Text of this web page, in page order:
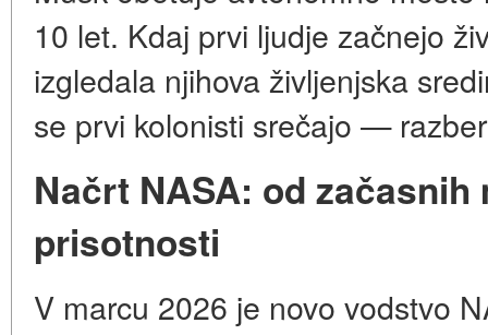
10 let. Kdaj prvi ljudje začnejo
izgledala njihova življenjska
se prvi kolonisti srečajo —
Načrt NASA: od
prisotnosti
V marcu 2026 je novo vodstvo